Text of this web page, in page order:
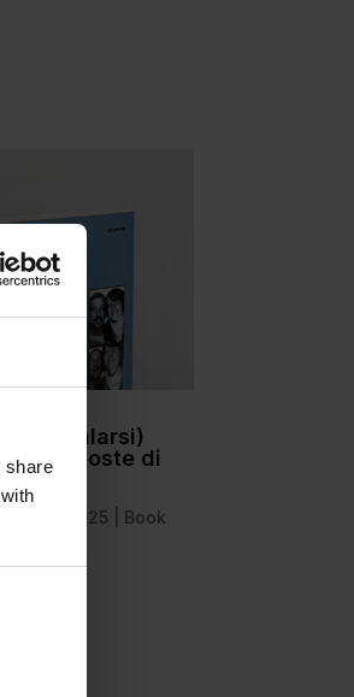
share
(o regalarsi)
le proposte di
Dic 11, 2025
Book